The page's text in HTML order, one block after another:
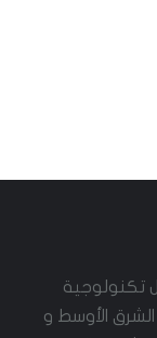
تكنولوجية
الأوسط و